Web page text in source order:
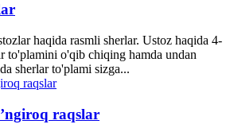
haqida rasmli sherlar. Ustoz haqida 4-
to'plamini o'qib chiqing hamda undan
sherlar to'plami sizga...
raqslar